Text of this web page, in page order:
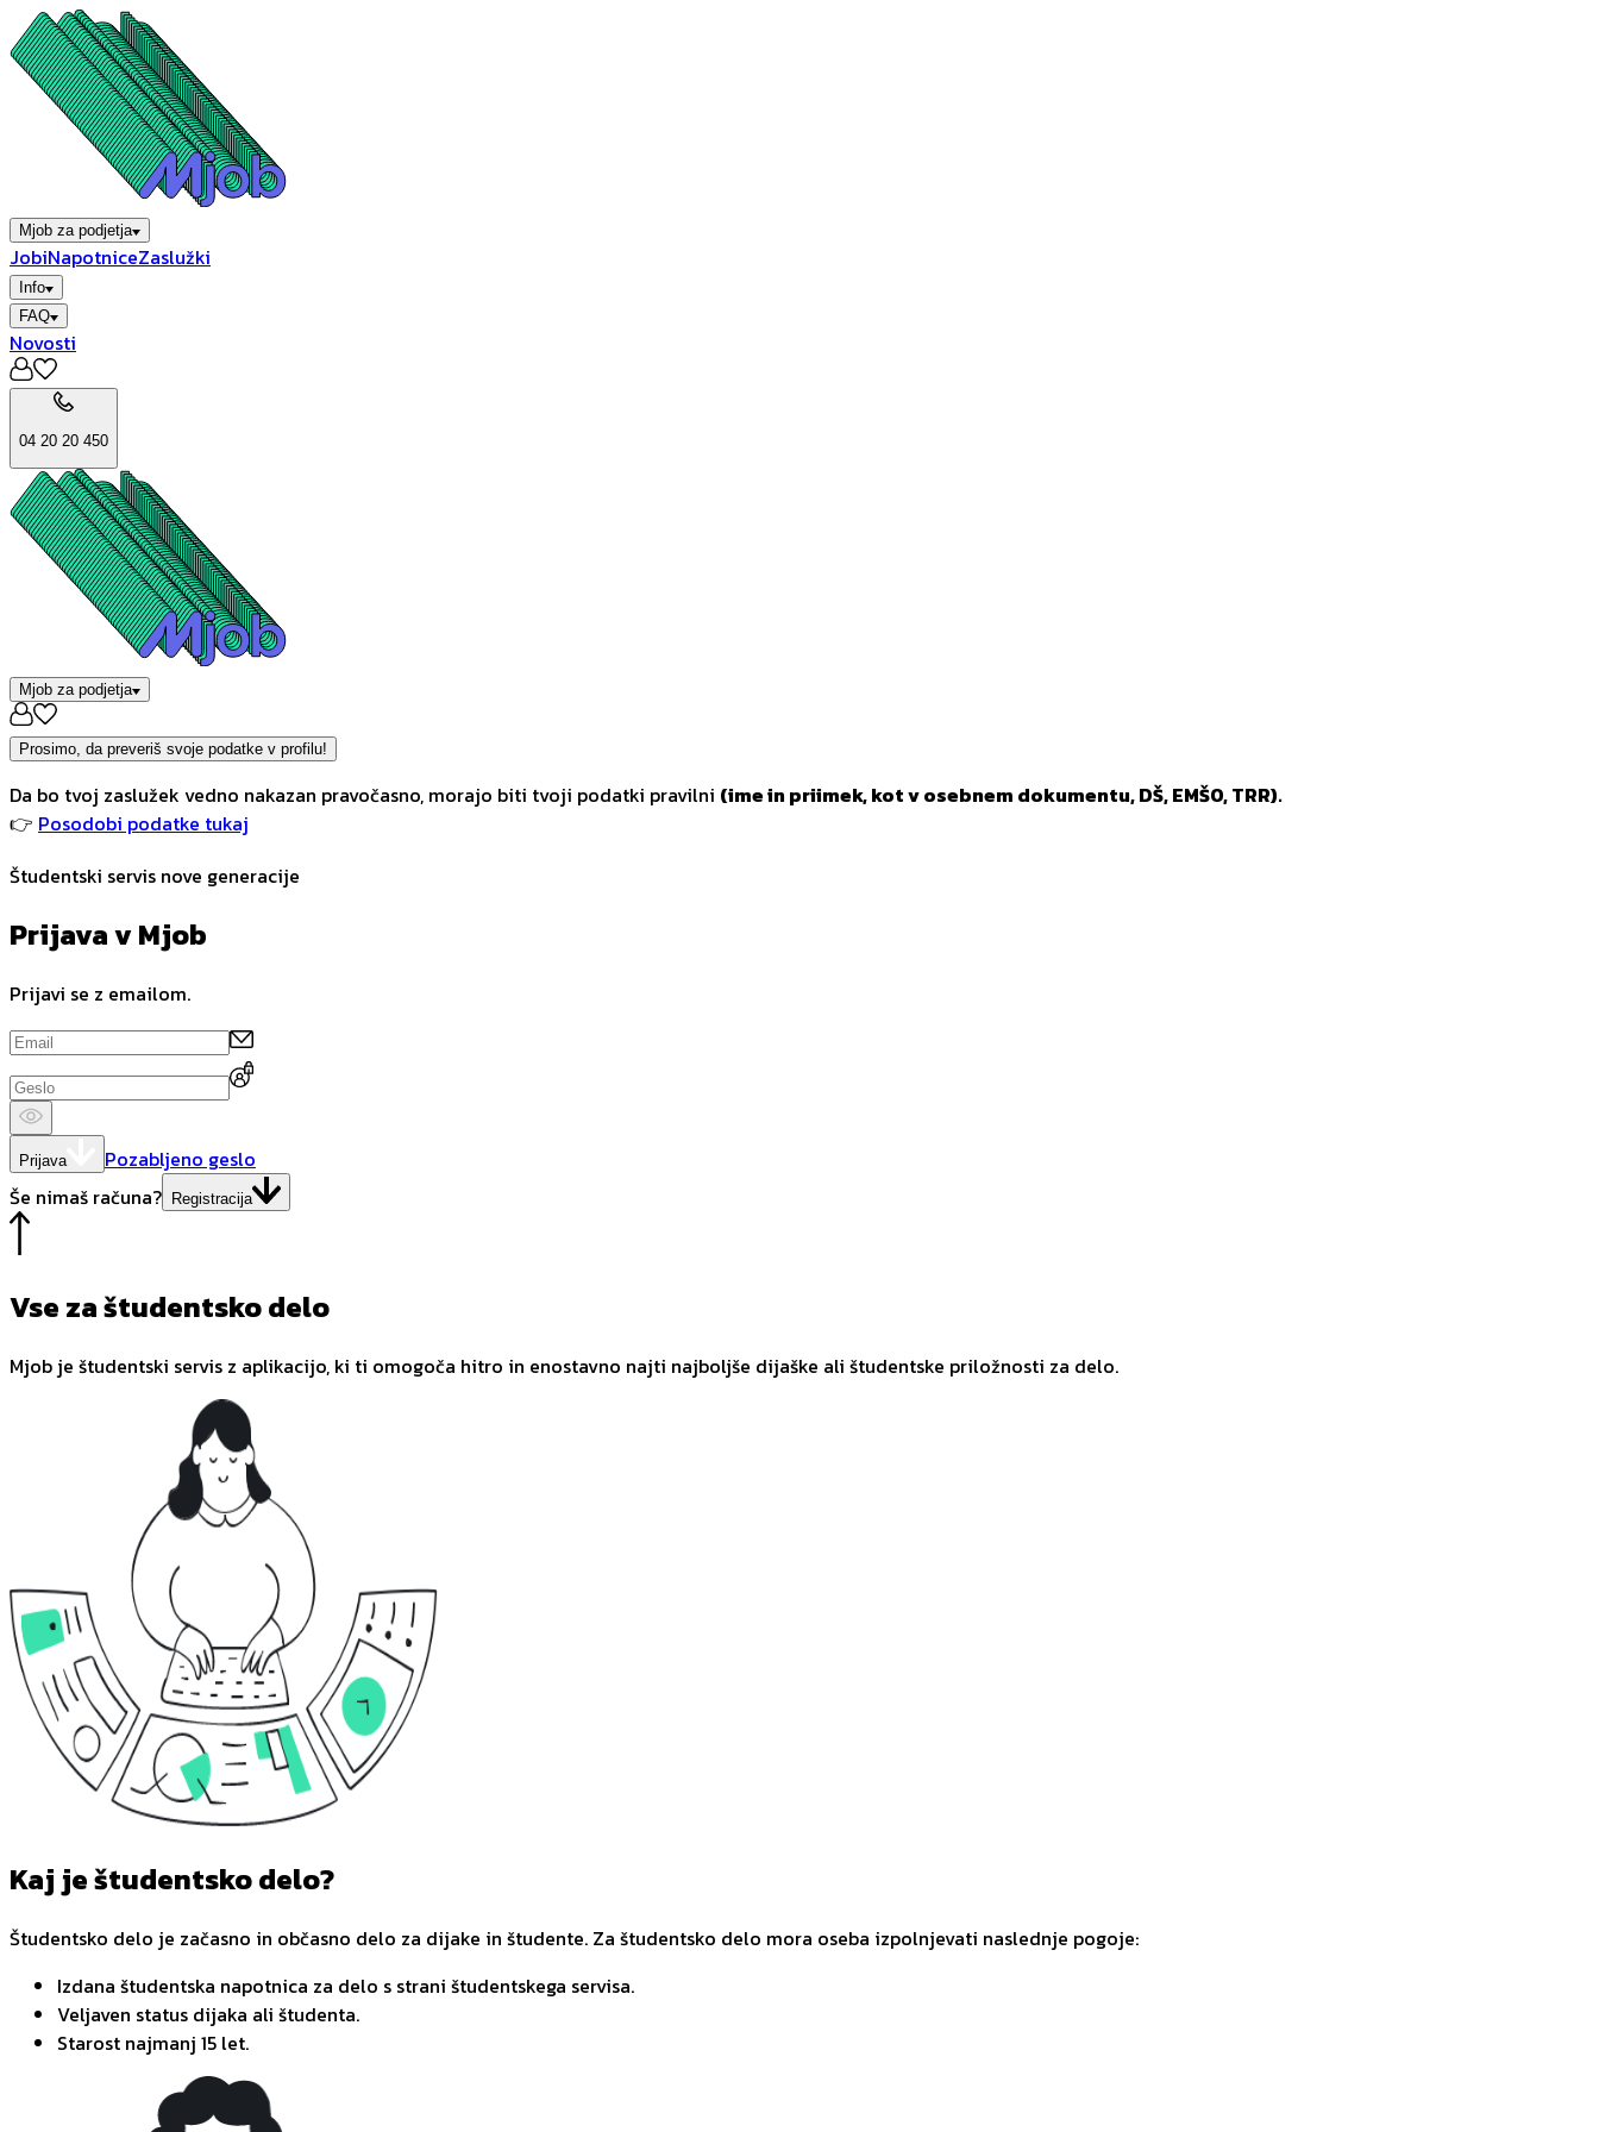
Mjob za podjetja
JobiNapotniceZaslužki
Info
FAQ
Novosti
04 20 20 450
Mjob za podjetja
Prosimo, da preveriš svoje podatke v profilu!
Da bo tvoj zaslužek vedno nakazan pravočasno, morajo biti tvoji podatki pravilni (ime in priimek, kot v osebnem dokumentu, DŠ, EMŠO, TRR).
👉 Posodobi podatke tukaj
Študentski servis nove generacije
Prijava v Mjob
Prijavi se z emailom.
Prijava
Pozabljeno geslo
Še nimaš računa? Registracija
Vse za študentsko delo
Mjob je študentski servis z aplikacijo, ki ti omogoča hitro in enostavno najti najboljše dijaške ali študentske priložnosti za delo.
Kaj je študentsko delo?
Študentsko delo je začasno in občasno delo za dijake in študente. Za študentsko delo mora oseba izpolnjevati naslednje pogoje:
Izdana študentska napotnica za delo s strani študentskega servisa.
Veljaven status dijaka ali študenta.
Starost najmanj 15 let.